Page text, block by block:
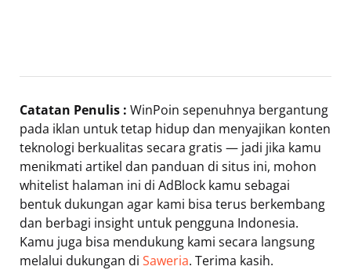
Catatan Penulis : WinPoin sepenuhnya bergantung
pada iklan untuk tetap hidup dan menyajikan konten
teknologi berkualitas secara gratis — jadi jika kamu
menikmati artikel dan panduan di situs ini, mohon
whitelist halaman ini di AdBlock kamu sebagai
bentuk dukungan agar kami bisa terus berkembang
dan berbagi insight untuk pengguna Indonesia.
Kamu juga bisa mendukung kami secara langsung
melalui dukungan di Saweria. Terima kasih.